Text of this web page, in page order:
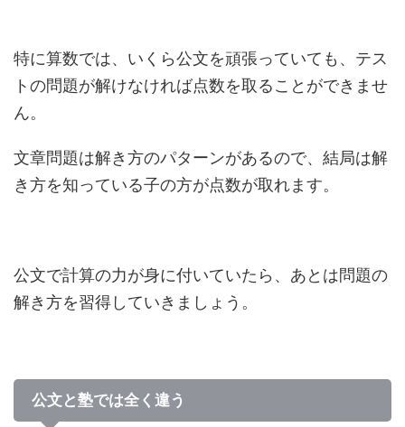
特に算数では、いくら公文を頑張っていても、テス
トの問題が解けなければ点数を取ることができませ
ん。
文章問題は解き方のパターンがあるので、結局は解
き方を知っている子の方が点数が取れます。
公文で計算の力が身に付いていたら、あとは問題の
解き方を習得していきましょう。
公文と塾では全く違う